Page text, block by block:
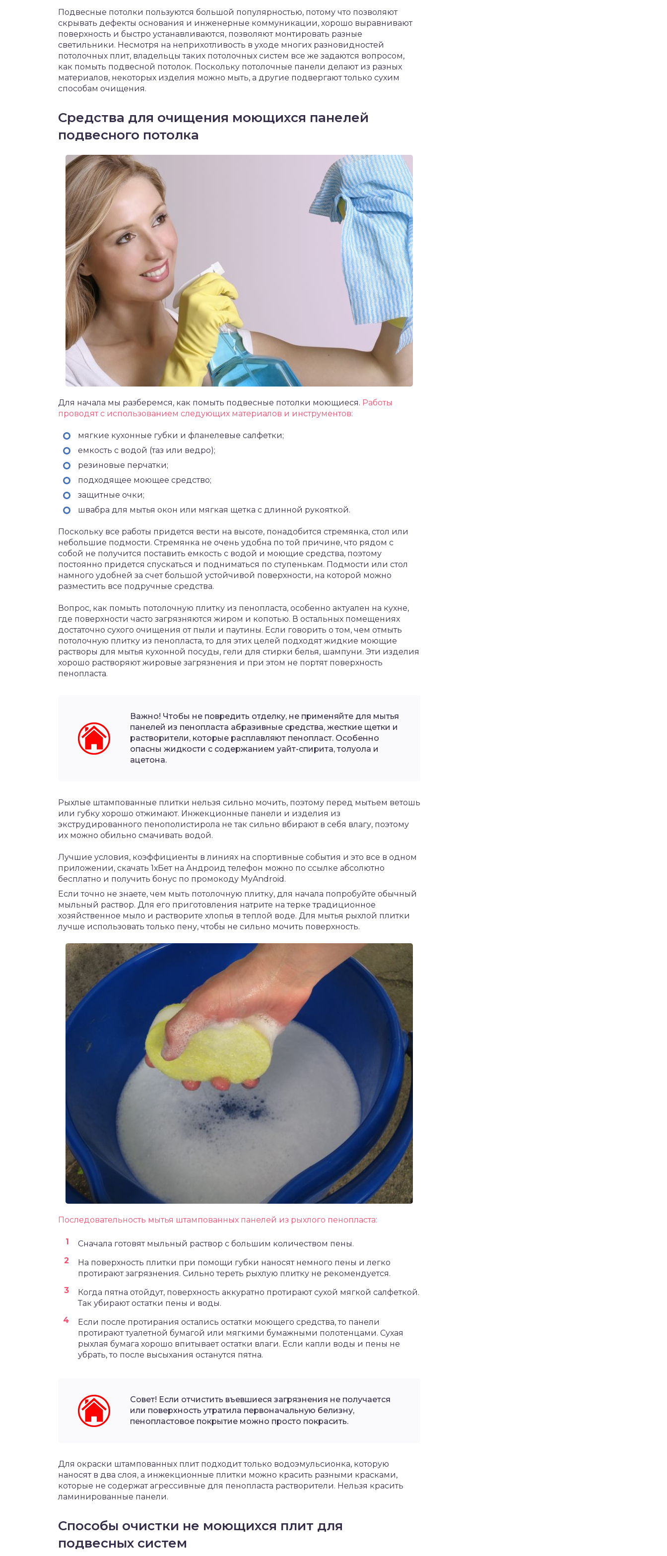
Подвесные потолки пользуются большой популярностью, потому что позволяют
скрывать дефекты основания и инженерные коммуникации, хорошо выравнивают
поверхность и быстро устанавливаются, позволяют монтировать разные
светильники. Несмотря на неприхотливость в уходе многих разновидностей
потолочных плит, владельцы таких потолочных систем все же задаются вопросом,
как помыть подвесной потолок. Поскольку потолочные панели делают из разных
материалов, некоторых изделия можно мыть, а другие подвергают только сухим
способам очищения.
Средства для очищения моющихся панелей
подвесного потолка
Для начала мы разберемся, как помыть подвесные потолки моющиеся. Работы
проводят с использованием следующих материалов и инструментов:
мягкие кухонные губки и фланелевые салфетки;
емкость с водой (таз или ведро);
резиновые перчатки;
подходящее моющее средство;
защитные очки;
швабра для мытья окон или мягкая щетка с длинной рукояткой.
Поскольку все работы придется вести на высоте, понадобится стремянка, стол или
небольшие подмости. Стремянка не очень удобна по той причине, что рядом с
собой не получится поставить емкость с водой и моющие средства, поэтому
постоянно придется спускаться и подниматься по ступенькам. Подмости или стол
намного удобней за счет большой устойчивой поверхности, на которой можно
разместить все подручные средства.
Вопрос, как помыть потолочную плитку из пенопласта, особенно актуален на кухне,
где поверхности часто загрязняются жиром и копотью. В остальных помещениях
достаточно сухого очищения от пыли и паутины. Если говорить о том, чем отмыть
потолочную плитку из пенопласта, то для этих целей подходят жидкие моющие
растворы для мытья кухонной посуды, гели для стирки белья, шампуни. Эти изделия
хорошо растворяют жировые загрязнения и при этом не портят поверхность
пенопласта.
Важно! Чтобы не повредить отделку, не применяйте для мытья
панелей из пенопласта абразивные средства, жесткие щетки и
растворители, которые расплавляют пенопласт. Особенно
опасны жидкости с содержанием уайт-спирита, толуола и
ацетона.
Рыхлые штампованные плитки нельзя сильно мочить, поэтому перед мытьем ветошь
или губку хорошо отжимают. Инжекционные панели и изделия из
экструдированного пенополистирола не так сильно вбирают в себя влагу, поэтому
их можно обильно смачивать водой.
Лучшие условия, коэффициенты в линиях на спортивные события и это все в одном
приложении, скачать 1хБет на Андроид телефон можно по ссылке абсолютно
бесплатно и получить бонус по промокоду MyAndroid.
Если точно не знаете, чем мыть потолочную плитку, для начала попробуйте обычный
мыльный раствор. Для его приготовления натрите на терке традиционное
хозяйственное мыло и растворите хлопья в теплой воде. Для мытья рыхлой плитки
лучше использовать только пену, чтобы не сильно мочить поверхность.
Последовательность мытья штампованных панелей из рыхлого пенопласта:
Сначала готовят мыльный раствор с большим количеством пены.
На поверхность плитки при помощи губки наносят немного пены и легко
протирают загрязнения. Сильно тереть рыхлую плитку не рекомендуется.
Когда пятна отойдут, поверхность аккуратно протирают сухой мягкой салфеткой.
Так убирают остатки пены и воды.
Если после протирания остались остатки моющего средства, то панели
протирают туалетной бумагой или мягкими бумажными полотенцами. Сухая
рыхлая бумага хорошо впитывает остатки влаги. Если капли воды и пены не
убрать, то после высыхания останутся пятна.
Совет! Если отчистить въевшиеся загрязнения не получается
или поверхность утратила первоначальную белизну,
пенопластовое покрытие можно просто покрасить.
Для окраски штампованных плит подходит только водоэмульсионка, которую
наносят в два слоя, а инжекционные плитки можно красить разными красками,
которые не содержат агрессивные для пенопласта растворители. Нельзя красить
ламинированные панели.
Способы очистки не моющихся плит для
подвесных систем
крыши и кровли